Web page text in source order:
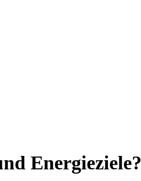
Energieziele?